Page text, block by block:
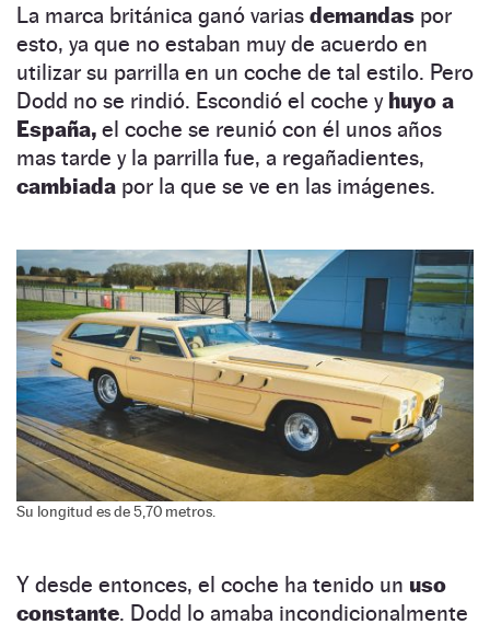
La marca británica ganó varias demandas por
esto, ya que no estaban muy de acuerdo en
utilizar su parrilla en un coche de tal estilo. Pero
Dodd no se rindió. Escondió el coche y huyo a
España, el coche se reunió con él unos años
mas tarde y la parrilla fue, a regañadientes,
cambiada por la que se ve en las imágenes.
Su longitud es de 5,70 metros.
Y desde entonces, el coche ha tenido un uso
constante. Dodd lo amaba incondicionalmente